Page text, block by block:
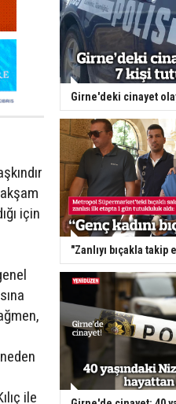
için
ile
Girne'deki cinayet
"Zanlıyı bıçakla takip